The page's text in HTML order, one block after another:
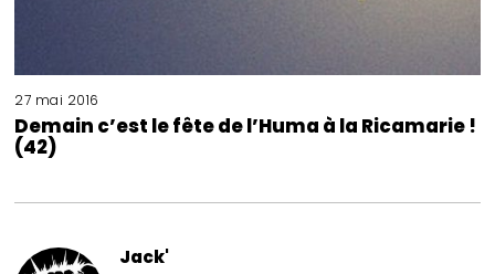
27 mai 2016
Demain c’est le fête de l’Huma à la Ricamarie !
(42)
Jack'